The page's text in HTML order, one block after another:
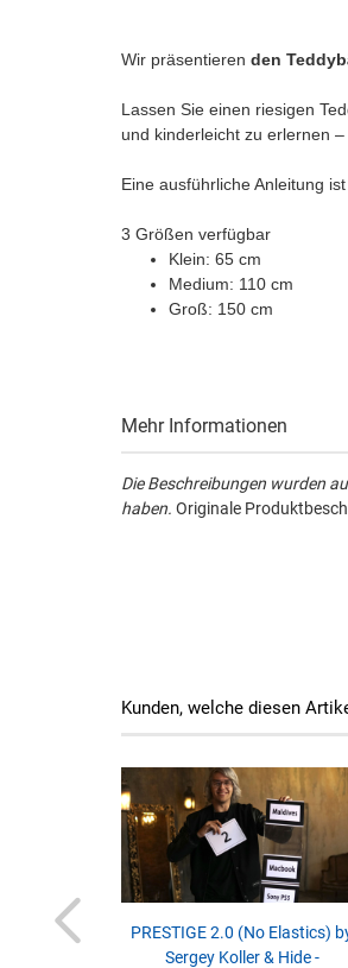
Wir präsentieren den
Lassen Sie einen riesigen
und kinderleicht zu erlernen
Eine ausführliche Anleitung
3 Größen verfügbar
Klein: 65 cm
Medium: 110 cm
Groß: 150 cm
Mehr Informationen
Die Beschreibungen wurden
haben. Originale
Kunden, welche diesen
PRESTIGE 2.0 (No Elastics)
Sergey Koller & Hide -